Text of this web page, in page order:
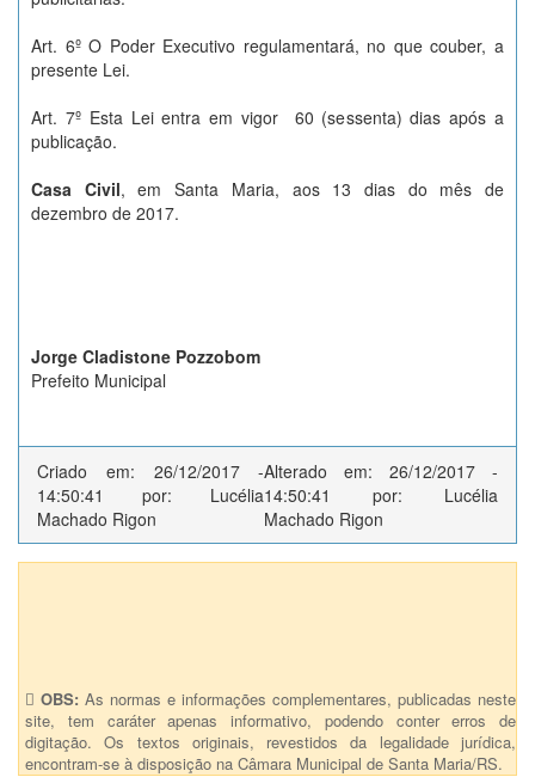
Art. 6º O Poder Executivo regulamentará, no que couber, a
presente Lei.
Art. 7º Esta Lei entra em vigor 60 (sessenta) dias após a
publicação.
Casa Civil, em Santa Maria, aos 13 dias do mês de
dezembro de 2017.
Jorge Cladistone Pozzobom
Prefeito Municipal
Criado em: 26/12/2017 -
14:50:41 por: Lucélia
Machado Rigon
Alterado em: 26/12/2017 -
14:50:41 por: Lucélia
Machado Rigon
OBS: As normas e informações complementares, publicadas neste
site, tem caráter apenas informativo, podendo conter erros de
digitação. Os textos originais, revestidos da legalidade jurídica,
encontram-se à disposição na Câmara Municipal de Santa Maria/RS.